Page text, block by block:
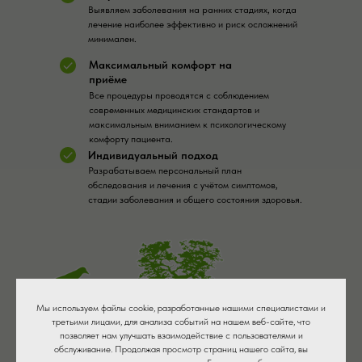
Мы используем файлы cookie, разработанные нашими специалистами и
третьими лицами, для анализа событий на нашем веб-сайте, что
позволяет нам улучшать взаимодействие с пользователями и
обслуживание. Продолжая просмотр страниц нашего сайта, вы
Максимальный комфорт на
приёме
Все процедуры проводятся с соблюдением
современных медицинских стандартов и
максимальным вниманием к психологическому
комфорту пациента.
Индивидуальный подход
Разрабатываем персональный план
обследования и лечения с учётом симптомов,
стадии заболевания и общего состояния здоровья.
Выявляем заболевания на ранних стадиях, когда
лечение наиболее эффективно и риск осложнений
минимален.